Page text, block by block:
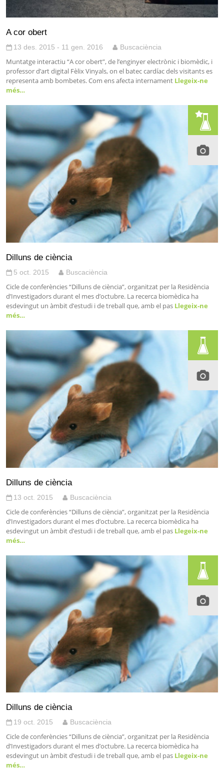
A cor obert
13 des. 2015 - 11 gen. 2016 Buscaciència
Muntatge interactiu “A cor obert”, de l’enginyer electrònic i biomèdic, i
professor d’art digital Fèlix Vinyals, on el batec cardíac dels visitants es
representa amb bombetes. Com ens afecta internament Llegeix-ne
més…
Dilluns de ciència
5 oct. 2015 Buscaciència
Cicle de conferències “Dilluns de ciència”, organitzat per la Residència
d’Investigadors durant el mes d’octubre. La recerca biomèdica ha
esdevingut un àmbit d’estudi i de treball que, amb el pas Llegeix-ne
més…
Dilluns de ciència
13 oct. 2015 Buscaciència
Cicle de conferències “Dilluns de ciència”, organitzat per la Residència
d’Investigadors durant el mes d’octubre. La recerca biomèdica ha
esdevingut un àmbit d’estudi i de treball que, amb el pas Llegeix-ne
més…
Dilluns de ciència
19 oct. 2015 Buscaciència
Cicle de conferències “Dilluns de ciència”, organitzat per la Residència
d’Investigadors durant el mes d’octubre. La recerca biomèdica ha
esdevingut un àmbit d’estudi i de treball que, amb el pas Llegeix-ne
més…